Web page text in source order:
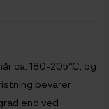
ca. 180-205°C, og
bevarer
end ved